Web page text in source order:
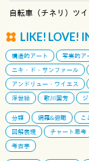
自転車（チネリ）ツ
LIKE! LOVE!
構造的アート 写実的ア
ニキ・ド・サンファール
アンドリュー・ワイエス
浮世絵
歌川国芳
分類 網羅&俯瞰 こ
図解表現
チャート思考
考古学